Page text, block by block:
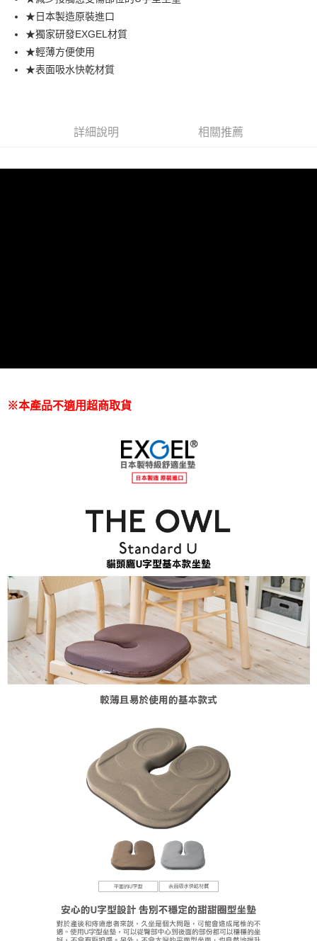
玉山商業銀行
台灣樂天信用卡公司
運送方式
宅配
每筆NT$85，滿NT$999(含以上)免運費
★日本製造原裝進口
★獨家研發EXGEL材質
★輕薄方便使用
★表面吸水快乾材質
詳細說明 相關推薦
※本產品不適用超商取貨